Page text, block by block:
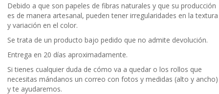
Debido a que son papeles de fibras naturales y que su producción
es de manera artesanal, pueden tener irregularidades en la textura
y variación en el color.
Se trata de un producto bajo pedido que no admite devolución.
Entrega en 20 días aproximadamente.
Si tienes cualquier duda de cómo va a quedar o los rollos que
necesitas mándanos un correo con fotos y medidas (alto y ancho)
y te ayudaremos.